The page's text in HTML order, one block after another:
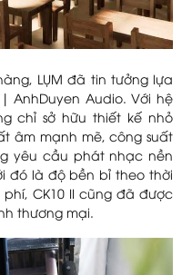
LỤM đã tin tưởng lựa
AnhDuyen Audio. Với hệ
chỉ sở hữu thiết kế nhỏ
âm mạnh mẽ, công suất
yêu cầu phát nhạc nền
đó là độ bền bỉ theo thời
CK10 II cũng đã được
thương mại.